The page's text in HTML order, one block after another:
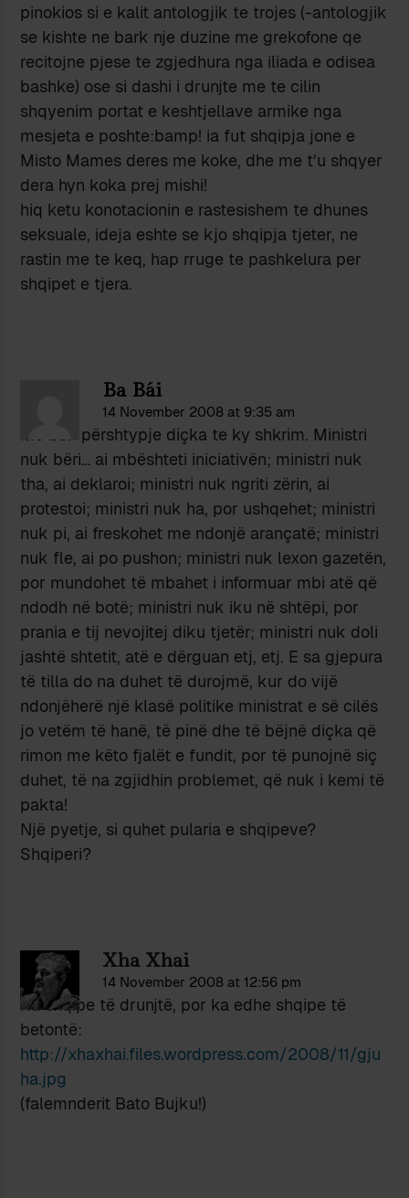
pinokios si e kalit antologjik te trojes (-antologjik
se kishte ne bark nje duzine me grekofone qe
recitojne pjese te zgjedhura nga iliada e odisea
bashke) ose si dashi i drunjte me te cilin
shqyenim portat e keshtjellave armike nga
mesjeta e poshte:bamp! ia fut shqipja jone e
Misto Mames deres me koke, dhe me t’u shqyer
dera hyn koka prej mishi!
hiq ketu konotacionin e rastesishem te dhunes
seksuale, ideja eshte se kjo shqipja tjeter, ne
rastin me te keq, hap rruge te pashkelura per
shqipet e tjera.
Ba Bái
14 November 2008 at 9:35 am
Më bëri përshtypje diçka te ky shkrim. Ministri
nuk bëri… ai mbështeti iniciativën; ministri nuk
tha, ai deklaroi; ministri nuk ngriti zërin, ai
protestoi; ministri nuk ha, por ushqehet; ministri
nuk pi, ai freskohet me ndonjë arançatë; ministri
nuk fle, ai po pushon; ministri nuk lexon gazetën,
por mundohet të mbahet i informuar mbi atë që
ndodh në botë; ministri nuk iku në shtëpi, por
prania e tij nevojitej diku tjetër; ministri nuk doli
jashtë shtetit, atë e dërguan etj, etj. E sa gjepura
të tilla do na duhet të durojmë, kur do vijë
ndonjëherë një klasë politike ministrat e së cilës
jo vetëm të hanë, të pinë dhe të bëjnë diçka që
rimon me këto fjalët e fundit, por të punojnë siç
duhet, të na zgjidhin problemet, që nuk i kemi të
pakta!
Një pyetje, si quhet pularia e shqipeve?
Shqiperi?
Xha Xhai
14 November 2008 at 12:56 pm
Ka shqipe të drunjtë, por ka edhe shqipe të
betontë:
http://xhaxhai.files.wordpress.com/2008/11/gju
ha.jpg
(falemnderit Bato Bujku!)